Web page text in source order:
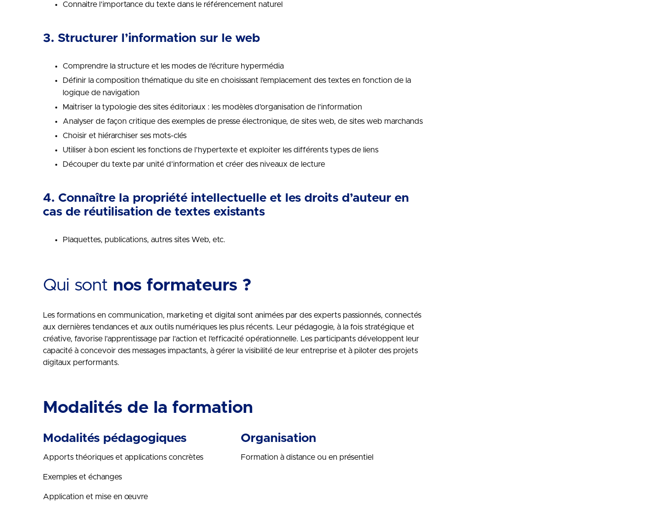
Connaitre l’importance du texte dans le référencement naturel
3. Structurer l’information sur le web
Comprendre la structure et les modes de l’écriture hypermédia
Définir la composition thématique du site en choisissant l’emplacement des textes en fonction de la
logique de navigation
Maitriser la typologie des sites éditoriaux : les modèles d’organisation de l’information
Analyser de façon critique des exemples de presse électronique, de sites web, de sites web marchands
Choisir et hiérarchiser ses mots-clés
Utiliser à bon escient les fonctions de l’hypertexte et exploiter les différents types de liens
Découper du texte par unité d’information et créer des niveaux de lecture
4. Connaître la propriété intellectuelle et les droits d’auteur en
cas de réutilisation de textes existants
Plaquettes, publications, autres sites Web, etc.
Qui sont nos formateurs ?
Les formations en communication, marketing et digital sont animées par des experts passionnés, connectés
aux dernières tendances et aux outils numériques les plus récents. Leur pédagogie, à la fois stratégique et
créative, favorise l’apprentissage par l’action et l’efficacité opérationnelle. Les participants développent leur
capacité à concevoir des messages impactants, à gérer la visibilité de leur entreprise et à piloter des projets
digitaux performants.
Modalités de la formation
Modalités pédagogiques
Apports théoriques et applications concrètes
Exemples et échanges
Application et mise en œuvre
Organisation
Formation à distance ou en présentiel